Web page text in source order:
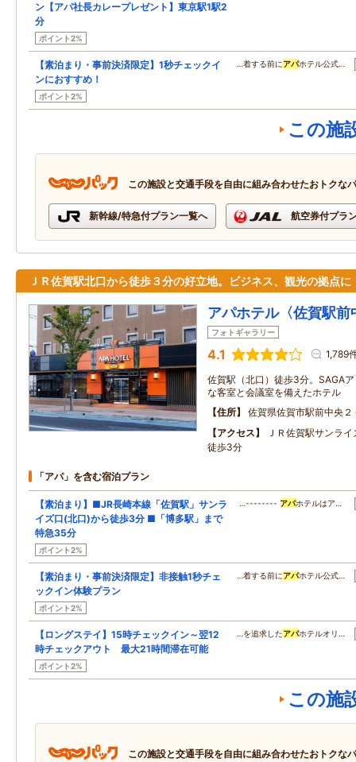
ン【アパ社長カレープレゼント】東京駅1駅2
分
ポイント2%
【素泊まり・事前決済限定】1秒チェックイ
ンにおすすめ！
ポイント2%
…着する前にアパホテル公式…
この施
この施設と交通手段を自由に組み合わせたおトクな
新幹線/特急付プラン一覧へ 航空券付プラ
ＪＲ佐賀駅北口から徒歩３分の好立地。ビジネス、観光の拠点に
アパホテル〈佐賀駅前
フォトギャラリー
4.1 1,789
佐賀駅（北口）徒歩3分。SAGA
な客室と会議室を備えたホテル
住所
佐賀県佐賀市駅前中央２
アクセス
ＪＲ佐賀駅サンラ
徒歩3分
「アパ」を含む宿泊プラン
【素泊まり】■JR長崎本線「佐賀駅」サンラ
イズ口(北口)から徒歩3分 ■「博多駅」まで
特急35分
ポイント2%
…-------- アパホテルはア…
【素泊まり・事前決済限定】非接触1秒チェ
ックイン体験プラン
ポイント2%
…着する前にアパホテル公式…
【ロングステイ】15時チェックイン～翌12
時チェックアウト 最大21時間滞在可能
ポイント2%
…を追求したアパホテルオリ…
この施
この施設と交通手段を自由に組み合わせたおトクな